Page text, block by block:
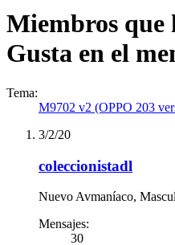
Miembros que
Gusta en el
Tema:
M9702 v2 (OPPO 203
3/2/20
coleccionistadl
Nuevo Avmaníaco,
Mensajes:
30